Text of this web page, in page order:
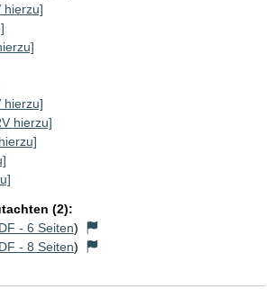
hierzu]
hierzu]
hierzu]
(2):
- 6 Seiten)
- 8 Seiten)